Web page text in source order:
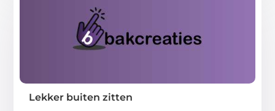
Lekker buiten zitten